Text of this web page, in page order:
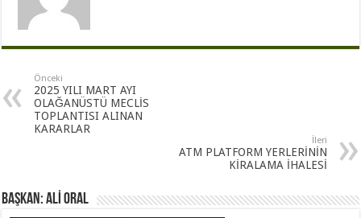
Önceki
2025 YILI MART AYI
OLAĞANÜSTÜ MECLİS
TOPLANTISI ALINAN
KARARLAR
İleri
ATM PLATFORM YERLERİNİN
KİRALAMA İHALESİ
BAŞKAN: ALİ ORAL